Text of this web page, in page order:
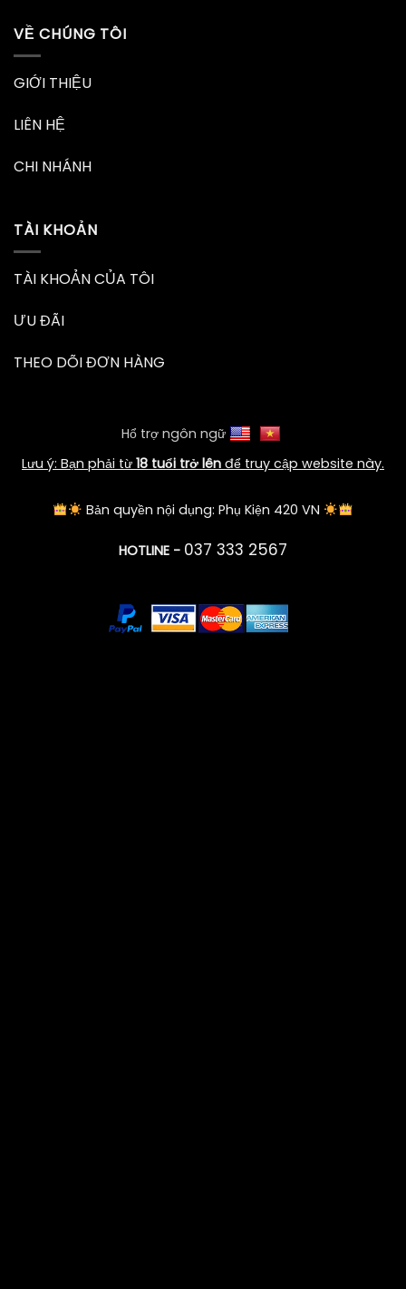
VỀ CHÚNG TÔI
GIỚI THIỆU
LIÊN HỆ
CHI NHÁNH
TÀI KHOẢN
TÀI KHOẢN CỦA TÔI
ƯU ĐÃI
THEO DÕI ĐƠN HÀNG
Hổ trợ ngôn ngữ
Lưu ý: Bạn phải từ 18 tuổi trở lên để truy cập website này.
Bản quyền nội dụng: Phụ Kiện 420 VN
HOTLINE - 037 333 2567